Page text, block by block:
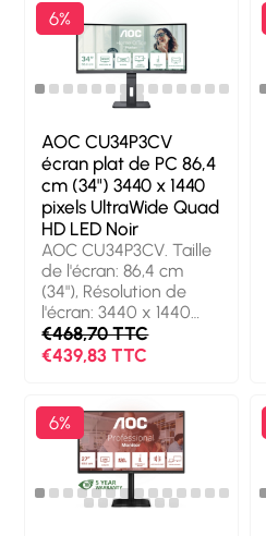
ms, Format d'image:
16:9. Haut-parleurs
intégrés.
Concentrateur USB
intégré, Version du
concentrateur USB: 3.2
Gen 1 (3.1 Gen 1).
Montage VESA,
Réglage de la hauteur.
Couleur du produit:
Noir
6%
AOC CU34P3CV
écran plat de PC 86,4
cm (34") 3440 x 1440
pixels UltraWide Quad
HD LED Noir
AOC CU34P3CV. Taille
de l'écran: 86,4 cm
(34"), Résolution de
l'écran: 3440 x 1440
pixels, Type HD:
UltraWide Quad HD,
Temps de réponse: 4
ms, Format d'image:
21:9, Angle de vision
horizontal: 178°, Angle
de vision vertical: 178°.
€468,70 TTC
€439,83 TTC
6%